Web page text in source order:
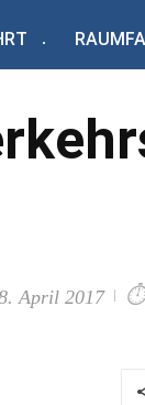
April 2017 ⏱